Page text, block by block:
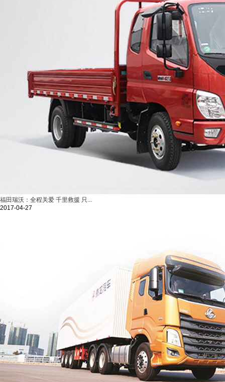
福田瑞沃：全程关爱 千里救援 只...
2017-04-27